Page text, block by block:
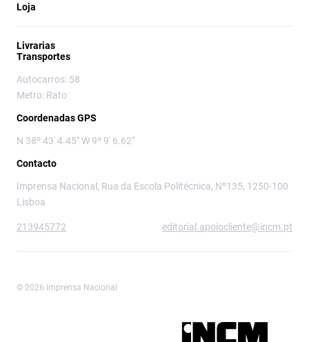
Loja
Livrarias
Transportes
Autocarros: 58
Metro: Rato
Coordenadas GPS
N 38º 43' 4.45" W 9º 9' 6.62"
Contacto
Imprensa Nacional, Rua da Escola Politécnica, Nº135, 1250-100
Lisboa
213945772 editorial.apoiocliente@incm.pt
© 2026 Imprensa Nacional